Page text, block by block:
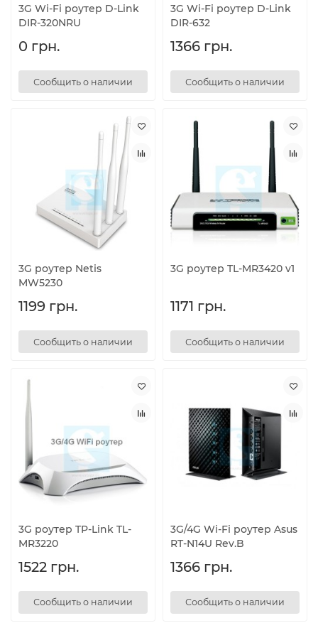
3G Wi-Fi роутер D-Link
DIR-320NRU
0 грн.
Сообщить о наличии
3G Wi-Fi роутер D-Link
DIR-632
1366 грн.
Сообщить о наличии
3G роутер Netis
MW5230
1199 грн.
Сообщить о наличии
3G роутер TL-MR3420 v1
1171 грн.
Сообщить о наличии
3G роутер TP-Link TL-
MR3220
1522 грн.
Сообщить о наличии
3G/4G Wi-Fi роутер Asus
RT-N14U Rev.B
1366 грн.
Сообщить о наличии